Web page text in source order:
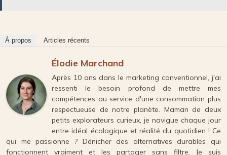
À propos Articles récents
Élodie Marchand
Après 10 ans dans le marketing conventionnel, j'ai
ressenti le besoin profond de mettre mes
compétences au service d'une consommation plus
respectueuse de notre planète. Maman de deux
petits explorateurs curieux, je navigue chaque jour
entre idéal écologique et réalité du quotidien ! Ce
qui me passionne ? Dénicher des alternatives durables qui
fonctionnent vraiment et les partager sans filtre. Je suis